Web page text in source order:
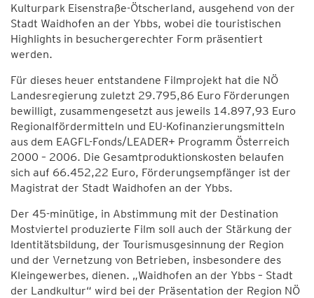
Kulturpark Eisenstraße-Ötscherland, ausgehend von der
Stadt Waidhofen an der Ybbs, wobei die touristischen
Highlights in besuchergerechter Form präsentiert
werden.
Für dieses heuer entstandene Filmprojekt hat die NÖ
Landesregierung zuletzt 29.795,86 Euro Förderungen
bewilligt, zusammengesetzt aus jeweils 14.897,93 Euro
Regionalfördermitteln und EU-Kofinanzierungsmitteln
aus dem EAGFL-Fonds/LEADER+ Programm Österreich
2000 – 2006. Die Gesamtproduktionskosten belaufen
sich auf 66.452,22 Euro, Förderungsempfänger ist der
Magistrat der Stadt Waidhofen an der Ybbs.
Der 45-minütige, in Abstimmung mit der Destination
Mostviertel produzierte Film soll auch der Stärkung der
Identitätsbildung, der Tourismusgesinnung der Region
und der Vernetzung von Betrieben, insbesondere des
Kleingewerbes, dienen. „Waidhofen an der Ybbs – Stadt
der Landkultur“ wird bei der Präsentation der Region NÖ